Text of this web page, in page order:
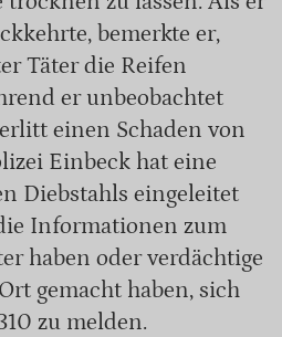
bemerkte er,
Täter die Reifen
er unbeobachtet
einen Schaden von
Einbeck hat eine
Diebstahls eingeleitet
Informationen zum
haben oder verdächtige
gemacht haben, sich
zu melden.